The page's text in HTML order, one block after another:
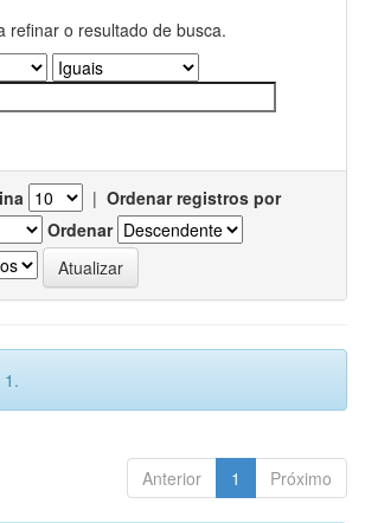
refinar o resultado de busca.
| Ordenar registros por
Ordenar
Anterior 1 Próximo